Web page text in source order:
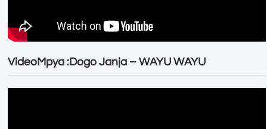
VideoMpya :Dogo Janja – WAYU WAYU